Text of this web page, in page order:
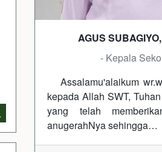
AGUS
- Kepala
Assalamu'alaikum
kepada Allah SWT,
yang telah
anugerahNya sehingga…